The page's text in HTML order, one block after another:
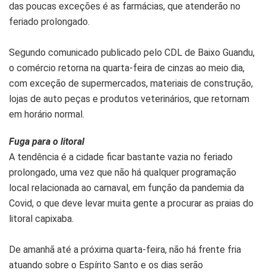
das poucas exceções é as farmácias, que atenderão no
feriado prolongado.
Segundo comunicado publicado pelo CDL de Baixo Guandu,
o comércio retorna na quarta-feira de cinzas ao meio dia,
com exceção de supermercados, materiais de construção,
lojas de auto peças e produtos veterinários, que retornam
em horário normal.
Fuga para o litoral
A tendência é a cidade ficar bastante vazia no feriado
prolongado, uma vez que não há qualquer programação
local relacionada ao carnaval, em função da pandemia da
Covid, o que deve levar muita gente a procurar as praias do
litoral capixaba.
De amanhã até a próxima quarta-feira, não há frente fria
atuando sobre o Espírito Santo e os dias serão